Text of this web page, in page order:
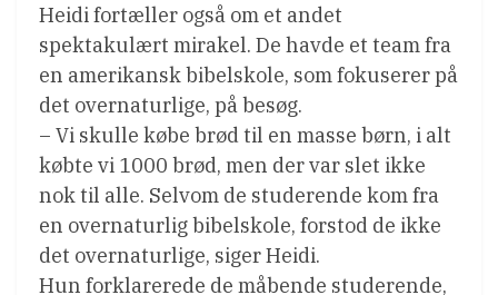
Heidi fortæller også om et andet
spektakulært mirakel. De havde et team fra
en amerikansk bibelskole, som fokuserer på
det overnaturlige, på besøg.
– Vi skulle købe brød til en masse børn, i alt
købte vi 1000 brød, men der var slet ikke
nok til alle. Selvom de studerende kom fra
en overnaturlig bibelskole, forstod de ikke
det overnaturlige, siger Heidi.
Hun forklarerede de måbende studerende,